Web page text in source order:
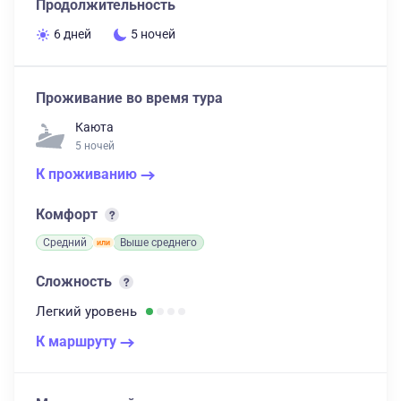
Продолжительность
6 дней 5 ночей
Проживание во время тура
Каюта
5 ночей
К проживанию
Комфорт
Средний Выше среднего
Сложность
Легкий уровень
К маршруту